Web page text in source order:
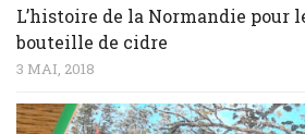
L’histoire de la Normandie pour
bouteille de cidre
3 MAI, 2018